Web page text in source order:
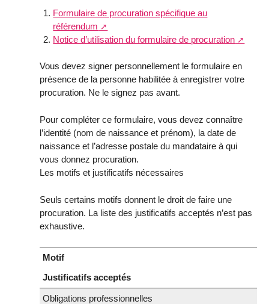
Formulaire de procuration spécifique au
référendum
Notice d’utilisation du formulaire de procuration
Vous devez signer personnellement le formulaire en
présence de la personne habilitée à enregistrer votre
procuration. Ne le signez pas avant.
Pour compléter ce formulaire, vous devez connaître
l’identité (nom de naissance et prénom), la date de
naissance et l’adresse postale du mandataire à qui
vous donnez procuration.
Les motifs et justificatifs nécessaires
Seuls certains motifs donnent le droit de faire une
procuration. La liste des justificatifs acceptés n’est pas
exhaustive.
Motif
Justificatifs acceptés
Obligations professionnelles